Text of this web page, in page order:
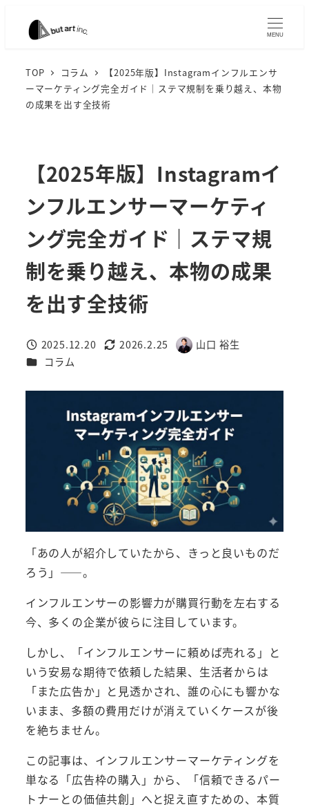
MENU
TOP コラム
【2025年版】Instagramインフルエンサ
ーマーケティング完全ガイド｜ステマ規制を乗り越え、本物
の成果を出す全技術
【2025年版】Instagramイ
ンフルエンサーマーケティ
ング完全ガイド｜ステマ規
制を乗り越え、本物の成果
を出す全技術
投稿日
2025.12.20
更新日
2026.2.25
著
山口 裕生
カテゴリー
コラム
「あの人が紹介していたから、きっと良いものだ
ろう」――。
インフルエンサーの影響力が購買行動を左右する
今、多くの企業が彼らに注目しています。
しかし、「インフルエンサーに頼めば売れる」と
いう安易な期待で依頼した結果、生活者からは
「また広告か」と見透かされ、誰の心にも響かな
いまま、多額の費用だけが消えていくケースが後
を絶ちません。
この記事は、インフルエンサーマーケティングを
単なる「広告枠の購入」から、「信頼できるパー
トナーとの価値共創」へと捉え直すための、本質